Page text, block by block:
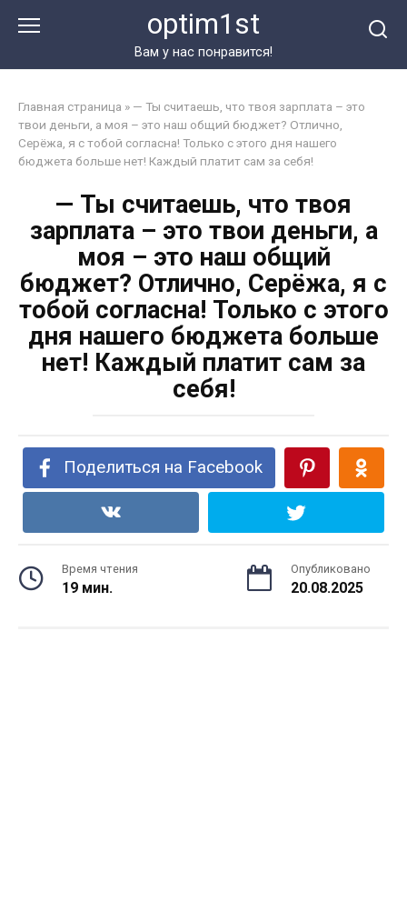
optim1st
Вам у нас понравится!
Главная страница » — Ты считаешь, что твоя зарплата – это
твои деньги, а моя – это наш общий бюджет? Отлично,
Серёжа, я с тобой согласна! Только с этого дня нашего
бюджета больше нет! Каждый платит сам за себя!
— Ты считаешь, что твоя
зарплата – это твои деньги, а
моя – это наш общий
бюджет? Отлично, Серёжа, я с
тобой согласна! Только с этого
дня нашего бюджета больше
нет! Каждый платит сам за
себя!
Поделиться на Facebook
Время чтения
19 мин.
Опубликовано
20.08.2025